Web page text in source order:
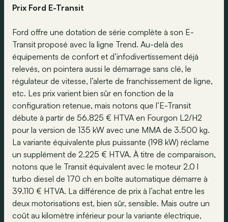
Prix Ford E-Transit
Ford offre une dotation de série complète à son E-
Transit proposé avec la ligne Trend. Au-delà des
équipements de confort et d’infodivertissement déjà
relevés, on pointera aussi le démarrage sans clé, le
régulateur de vitesse, l’alerte de franchissement de ligne,
etc. Les prix varient bien sûr en fonction de la
configuration retenue, mais notons que l’E-Transit
débute à partir de 56.825 € HTVA en Fourgon L2/H2
pour la version de 135 kW avec une MMA de 3.500 kg.
La variante équivalente plus puissante (198 kW) réclame
un supplément de 2.225 € HTVA. À titre de comparaison,
notons que le Transit équivalent avec le moteur 2.0 l
turbo diesel de 170 ch en boîte automatique démarre à
39.110 € HTVA. La différence de prix à l’achat entre les
deux motorisations est, bien sûr, sensible. Mais outre un
coût au kilomètre inférieur pour la variante électrique,